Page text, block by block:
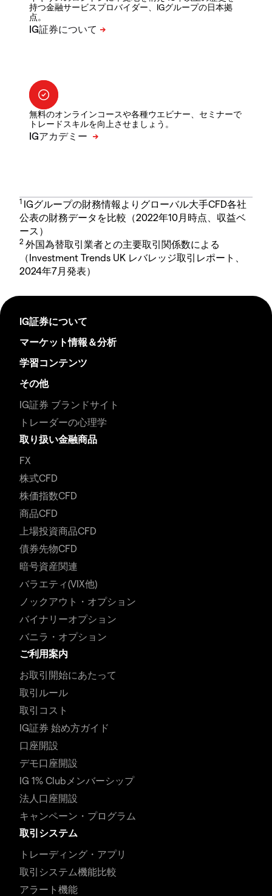
持つ金融サービスプロバイダー、IGグループの日本拠
点。
無料のオンラインコースや各種ウエビナー、セミナーで
トレードスキルを向上させましょう。
1 IGグループの財務情報よりグローバル大手CFD各社
公表の財務データを比較（2022年10月時点、収益ベ
ース）
2 外国為替取引業者との主要取引関係数による
（Investment Trends UK レバレッジ取引レポート、
2024年7月発表）
IG証券について
マーケット情報＆分析
学習コンテンツ
その他
IG証券 ブランドサイト
トレーダーの心理学
取り扱い金融商品
FX
株式CFD
株価指数CFD
商品CFD
上場投資商品CFD
債券先物CFD
暗号資産関連
バラエティ(VIX他)
ノックアウト・オプション
バイナリーオプション
バニラ・オプション
ご利用案内
お取引開始にあたって
取引ルール
取引コスト
IG証券 始め方ガイド
口座開設
デモ口座開設
IG 1% Clubメンバーシップ
法人口座開設
キャンペーン・プログラム
取引システム
トレーディング・アプリ
取引システム機能比較
アラート機能